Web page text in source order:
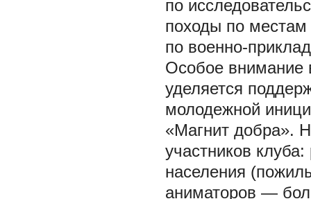
по
походы по местам
по военно-
Особое внимание
уделяется
молодежной
«Магнит добра».
участников
населения
аниматоров —